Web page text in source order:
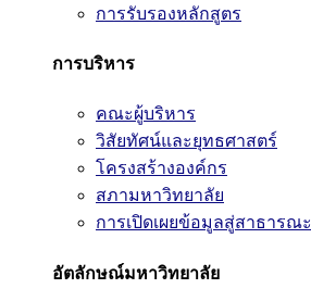
การรับรองหลักสูตร
การบริหาร
คณะผู้บริหาร
วิสัยทัศน์และยุทธศาสตร์
โครงสร้างองค์กร
สภามหาวิทยาลัย
การเปิดเผยข้อมูลสู่สาธารณะ
อัตลักษณ์มหาวิทยาลัย